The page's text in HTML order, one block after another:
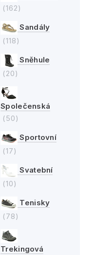
(162)
Sandály
(118)
Sněhule
(20)
Společenská
(50)
Sportovní
(17)
Svatební
(10)
Tenisky
(78)
Trekingová